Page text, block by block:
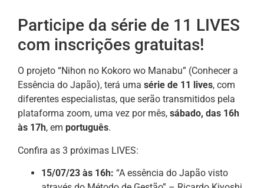
Participe da série de 11 LIVES
com inscrições gratuitas!
O projeto “Nihon no Kokoro wo Manabu” (Conhecer a
Essência do Japão), terá uma série de 11 lives, com
diferentes especialistas, que serão transmitidos pela
plataforma zoom, uma vez por mês, sábado, das 16h
às 17h, em português.
Confira as 3 próximas LIVES:
15/07/23 às 16h: “A essência do Japão visto